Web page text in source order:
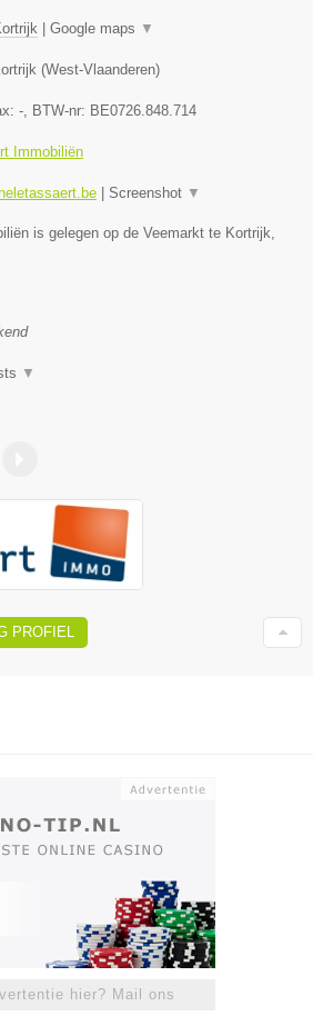
Google maps ▼
(West-Vlaanderen)
- , BTW-nr: BE0726.848.714
Immobiliën
Screenshot ▼
is gelegen op de Veemarkt te Kortrijk,
▼
PROFIEL
hier? Mail ons